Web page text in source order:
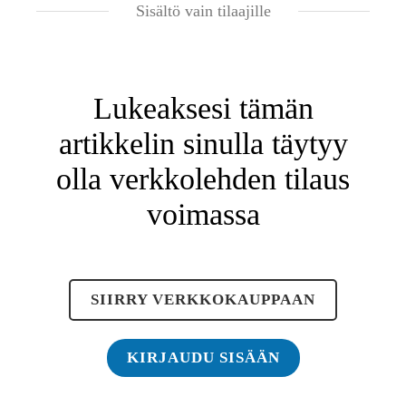
Sisältö vain tilaajille
Lukeaksesi tämän
artikkelin sinulla täytyy
olla verkkolehden tilaus
voimassa
SIIRRY VERKKOKAUPPAAN
KIRJAUDU SISÄÄN